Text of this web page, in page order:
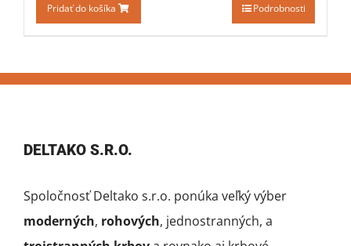
Pridať do košíka Podrobnosti
DELTAKO S.R.O.
Spoločnosť Deltako s.r.o. ponúka veľký výber
moderných, rohových, jednostranných, a